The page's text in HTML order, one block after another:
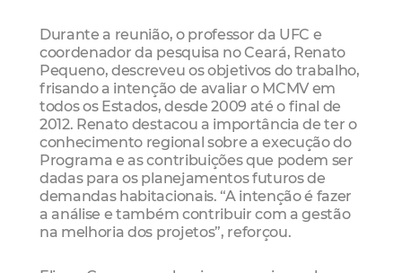
Durante a reunião, o professor da UFC e
coordenador da pesquisa no Ceará, Renato
Pequeno, descreveu os objetivos do trabalho,
frisando a intenção de avaliar o MCMV em
todos os Estados, desde 2009 até o final de
2012. Renato destacou a importância de ter o
conhecimento regional sobre a execução do
Programa e as contribuições que podem ser
dadas para os planejamentos futuros de
demandas habitacionais. “A intenção é fazer
a análise e também contribuir com a gestão
na melhoria dos projetos”, reforçou.